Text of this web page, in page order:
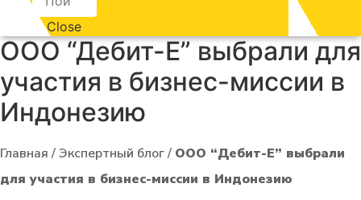
Close
ООО “Дебит-Е” выбрали для
участия в бизнес-миссии в
Индонезию
Главная /Экспертный блог/ ООО “Дебит-Е” выбрали
для участия в бизнес-миссии в Индонезию